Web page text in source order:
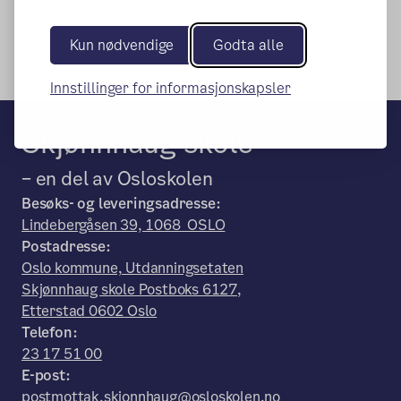
Kun nødvendige Godta alle
Innstillinger for informasjonskapsler
Skjønnhaug skole
– en del av Osloskolen
Besøks- og leveringsadresse:
Lindebergåsen 39, 1068 OSLO
Postadresse:
Oslo kommune, Utdanningsetaten
Skjønnhaug skole Postboks 6127,
Etterstad 0602 Oslo
Telefon:
23 17 51 00
E-post: